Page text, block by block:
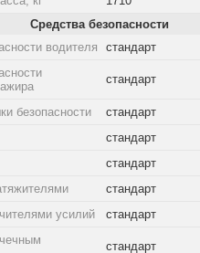
Средства безопасности
водителя
стандарт
стандарт
безопасности
стандарт
стандарт
стандарт
стандарт
усилий
стандарт
стандарт